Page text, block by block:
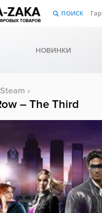
ПОИСК
НОВИНКИ
Steam ›
– The Third